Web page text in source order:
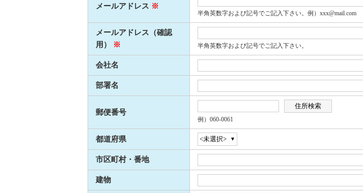
メールアドレス ※
半角英数字および記号でご記入下さい。例）xxx@mail.com
メールアドレス（確認
用）
※ 半角英数字および記号でご記入下さい。
会社名
部署名
郵便番号
例）060-0061
都道府県
市区町村・番地
建物